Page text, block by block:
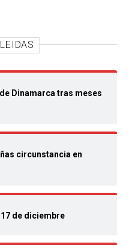
Dinamarca tras meses
circunstancia en
de diciembre